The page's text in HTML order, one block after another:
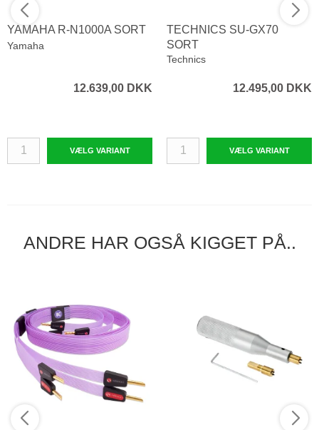
YAMAHA R-N1000A SORT
Yamaha
12.639,00 DKK
VÆLG VARIANT
TECHNICS SU-GX70
SORT
Technics
12.495,00 DKK
VÆLG VARIANT
ANDRE HAR OGSÅ KIGGET PÅ..